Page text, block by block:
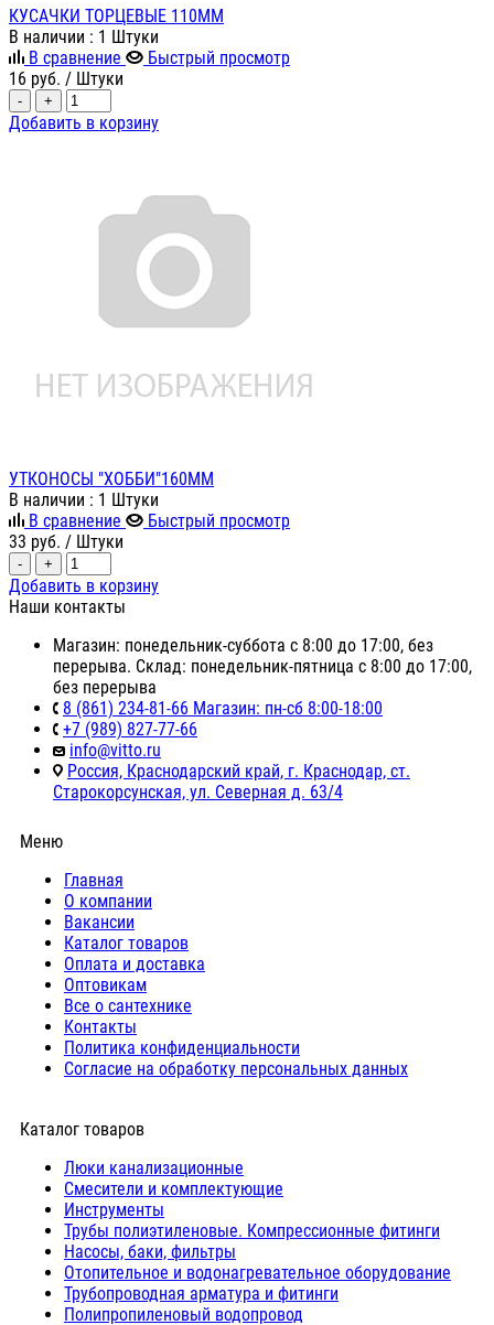
КУСАЧКИ ТОРЦЕВЫЕ 110ММ
В наличии : 1 Штуки
В сравнение
Быстрый просмотр
16 руб. / Штуки
- +
Добавить в корзину
УТКОНОСЫ "ХОББИ"160ММ
В наличии : 1 Штуки
В сравнение
Быстрый просмотр
33 руб. / Штуки
- +
Добавить в корзину
Наши контакты
Магазин: понедельник-суббота с 8:00 до 17:00, без
перерыва. Склад: понедельник-пятница с 8:00 до 17:00,
без перерыва
8 (861) 234-81-66 Магазин: пн-сб 8:00-18:00
+7 (989) 827-77-66
info@vitto.ru
Россия, Краснодарский край, г. Краснодар, ст.
Старокорсунская, ул. Северная д. 63/4
Меню
Главная
О компании
Вакансии
Каталог товаров
Оплата и доставка
Оптовикам
Все о сантехнике
Контакты
Политика конфиденциальности
Согласие на обработку персональных данных
Каталог товаров
Люки канализационные
Cмесители и комплектующие
Инструменты
Трубы полиэтиленовые. Компрессионные фитинги
Насосы, баки, фильтры
Отопительное и водонагревательное оборудование
Трубопроводная арматура и фитинги
Полипропиленовый водопровод